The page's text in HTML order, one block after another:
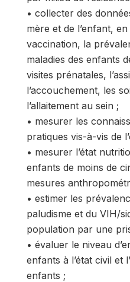
• collecter des
mère et de l’enfant,
vaccination, la
maladies des enfants
visites prénatales,
l’accouchement, les
l’allaitement au sein ;
• mesurer les
pratiques vis-à-vis de
• mesurer l’état
enfants de moins de
mesures
• estimer les
paludisme et du VIH/
population par une
• évaluer le niveau
enfants à l’état civil et
enfants ;